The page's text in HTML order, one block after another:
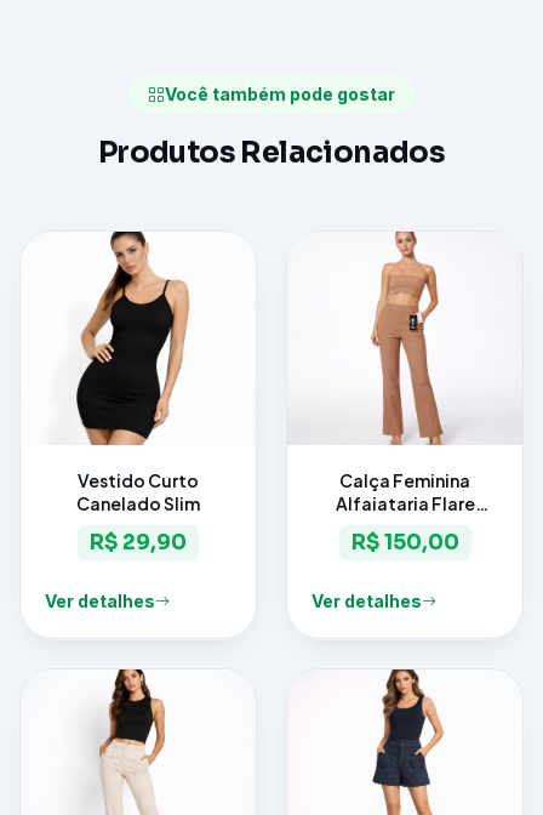
Você também pode gostar
Produtos Relacionados
Vestido Curto
Canelado Slim
R$ 29,90
Ver detalhes
Calça Feminina
Alfaiataria Flare
Elegance
R$ 150,00
Ver detalhes